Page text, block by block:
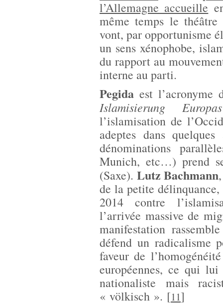
l’Allemagne accueille
même temps le théâtre
vont, par opportunisme
un sens xénophobe,
du rapport au
interne au parti.
Pegida est l’acronyme
Islamisierung Europas
l’islamisation de
adeptes dans
dénominations
Munich, etc…) prend
(Saxe). Lutz Bachmann
de la petite
2014 contre
l’arrivée massive de
manifestation
défend un radicalisme
faveur de
européennes, ce qui
nationaliste mais
« völkisch ». [11]